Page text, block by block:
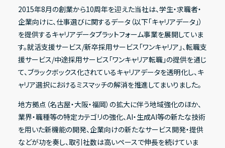
財政状態
IRライブラリー
決算短信
有価証券報告書
適時開示資料
2015年8月の創業から10周年を迎えた当社は、学生・求職者・
企業向けに、仕事選びに関するデータ（以下「キャリアデータ」）
を提供するキャリアデータプラットフォーム事業を展開していま
す。就活支援サービス/新卒採用サービス「ワンキャリア」、転職支
援サービス/中途採用サービス「ワンキャリア転職」の提供を通じ
て、ブラックボックス化されているキャリアデータを透明化し、キ
ャリア選択におけるミスマッチの解消を推進してまいりました。
地方拠点（名古屋・大阪・福岡）の拡大に伴う地域強化のほか、
業界・職種等の特定カテゴリの強化、AI・生成AI等の新たな技術
を用いた新機能の開発、企業向けの新たなサービス開発・提供
などが功を奏し、取引社数は高いペースで伸長を続けていま